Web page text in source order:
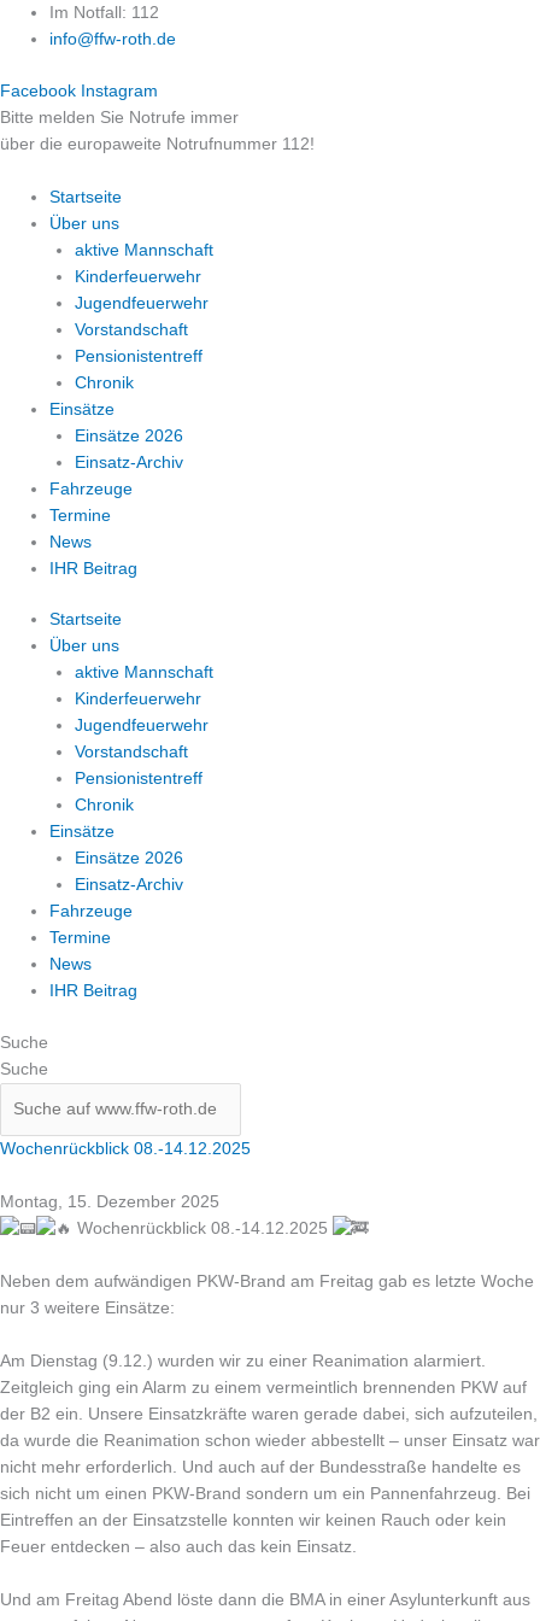
Zum
Inhalt
Im Notfall: 112
info@ffw-roth.de
Facebook Instagram
Bitte melden Sie Notrufe immer
über die europaweite Notrufnummer 112!
Startseite
Über uns
aktive Mannschaft
Kinderfeuerwehr
Jugendfeuerwehr
Vorstandschaft
Pensionistentreff
Chronik
Einsätze
Einsätze 2026
Einsatz-Archiv
Fahrzeuge
Termine
News
IHR Beitrag
Startseite
Über uns
aktive Mannschaft
Kinderfeuerwehr
Jugendfeuerwehr
Vorstandschaft
Pensionistentreff
Chronik
Einsätze
Einsätze 2026
Einsatz-Archiv
Fahrzeuge
Termine
News
IHR Beitrag
Suche
Suche
Wochenrückblick 08.-14.12.2025
Montag, 15. Dezember 2025
Wochenrückblick 08.-14.12.2025
Neben dem aufwändigen PKW-Brand am Freitag gab es letzte Woche
nur 3 weitere Einsätze:
Am Dienstag (9.12.) wurden wir zu einer Reanimation alarmiert.
Zeitgleich ging ein Alarm zu einem vermeintlich brennenden PKW auf
der B2 ein. Unsere Einsatzkräfte waren gerade dabei, sich aufzuteilen,
da wurde die Reanimation schon wieder abbestellt – unser Einsatz war
nicht mehr erforderlich. Und auch auf der Bundesstraße handelte es
sich nicht um einen PKW-Brand sondern um ein Pannenfahrzeug. Bei
Eintreffen an der Einsatzstelle konnten wir keinen Rauch oder kein
Feuer entdecken – also auch das kein Einsatz.
Und am Freitag Abend löste dann die BMA in einer Asylunterkunft aus